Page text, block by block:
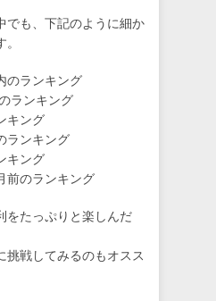
でも、下記のように細か
のランキング
ランキング
キング
ランキング
キング
前のランキング
をたっぷりと楽しんだ
挑戦してみるのもオスス